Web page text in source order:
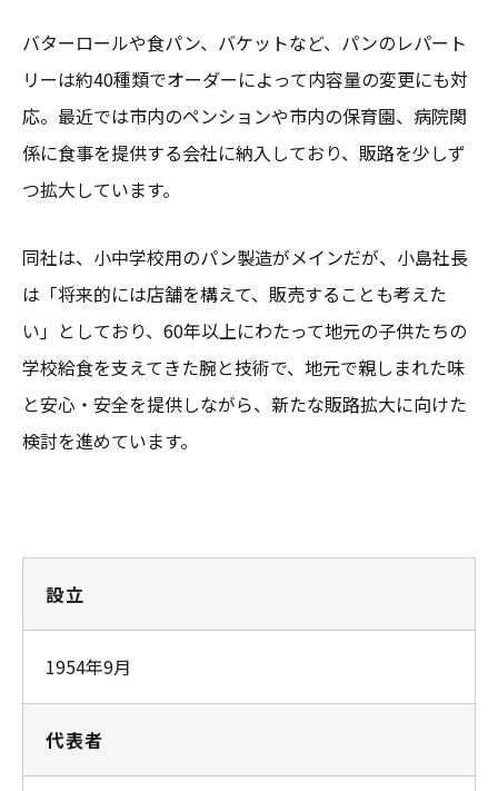
バターロールや食パン、バケットなど、パンのレパート
リーは約40種類でオーダーによって内容量の変更にも対
応。最近では市内のペンションや市内の保育園、病院関
係に食事を提供する会社に納入しており、販路を少しず
つ拡大しています。
同社は、小中学校用のパン製造がメインだが、小島社長
は「将来的には店舗を構えて、販売することも考えた
い」としており、60年以上にわたって地元の子供たちの
学校給食を支えてきた腕と技術で、地元で親しまれた味
と安心・安全を提供しながら、新たな販路拡大に向けた
検討を進めています。
設立
1954年9月
代表者